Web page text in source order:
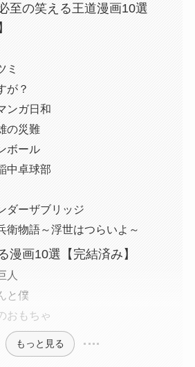
至の笑える王道漫画10選
ミ
が？
ンガ日和
の災難
ボール
中卓球部
ダーザブリッジ
衛物語～浮世はつらいよ～
漫画10選【完結済み】
人
と僕
おもちゃ
もっと見る